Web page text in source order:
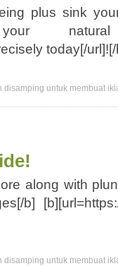
plus sink
today[/
disamping untuk membuat
along with
b]
disamping untuk membuat